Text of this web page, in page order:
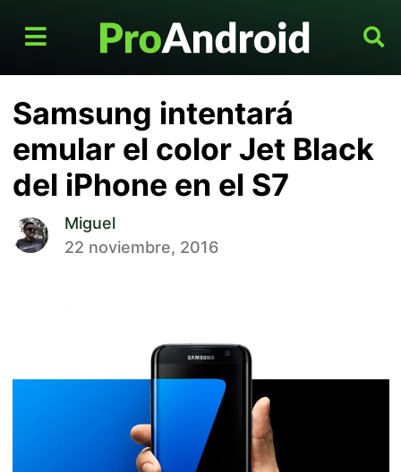
Samsung intentará
emular el color Jet Black
del iPhone en el S7
Miguel
22 noviembre, 2016